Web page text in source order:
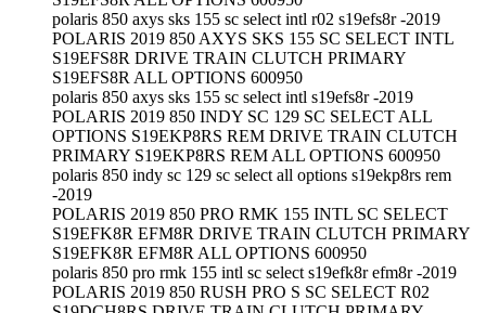
polaris 850 axys sks 155 sc select intl r02 s19efs8r -2019
POLARIS 2019 850 AXYS SKS 155 SC SELECT INTL
S19EFS8R DRIVE TRAIN CLUTCH PRIMARY
S19EFS8R ALL OPTIONS 600950
polaris 850 axys sks 155 sc select intl s19efs8r -2019
POLARIS 2019 850 INDY SC 129 SC SELECT ALL
OPTIONS S19EKP8RS REM DRIVE TRAIN CLUTCH
PRIMARY S19EKP8RS REM ALL OPTIONS 600950
polaris 850 indy sc 129 sc select all options s19ekp8rs rem
-2019
POLARIS 2019 850 PRO RMK 155 INTL SC SELECT
S19EFK8R EFM8R DRIVE TRAIN CLUTCH PRIMARY
S19EFK8R EFM8R ALL OPTIONS 600950
polaris 850 pro rmk 155 intl sc select s19efk8r efm8r -2019
POLARIS 2019 850 RUSH PRO S SC SELECT R02